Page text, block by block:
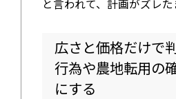
と言われて、計画がズレた
広さと価格だけで
行為や農地転用の
にする